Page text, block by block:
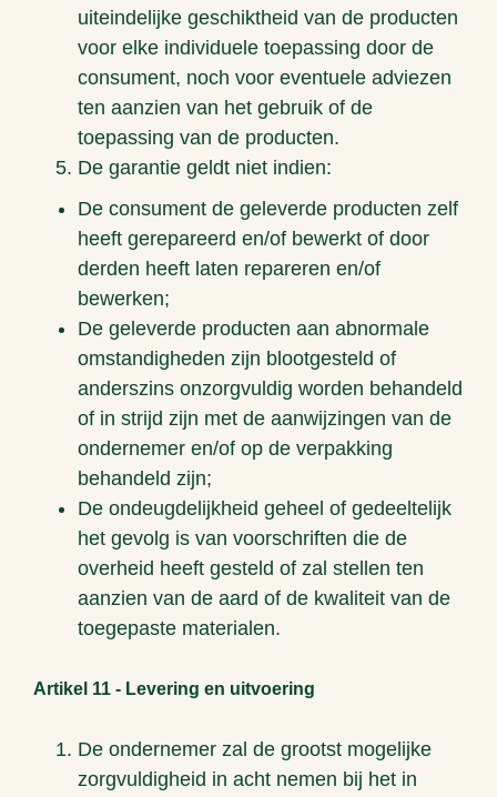
uiteindelijke geschiktheid van de producten
voor elke individuele toepassing door de
consument, noch voor eventuele adviezen
ten aanzien van het gebruik of de
toepassing van de producten.
De garantie geldt niet indien:
De consument de geleverde producten zelf
heeft gerepareerd en/of bewerkt of door
derden heeft laten repareren en/of
bewerken;
De geleverde producten aan abnormale
omstandigheden zijn blootgesteld of
anderszins onzorgvuldig worden behandeld
of in strijd zijn met de aanwijzingen van de
ondernemer en/of op de verpakking
behandeld zijn;
De ondeugdelijkheid geheel of gedeeltelijk
het gevolg is van voorschriften die de
overheid heeft gesteld of zal stellen ten
aanzien van de aard of de kwaliteit van de
toegepaste materialen.
Artikel 11 - Levering en uitvoering
De ondernemer zal de grootst mogelijke
zorgvuldigheid in acht nemen bij het in